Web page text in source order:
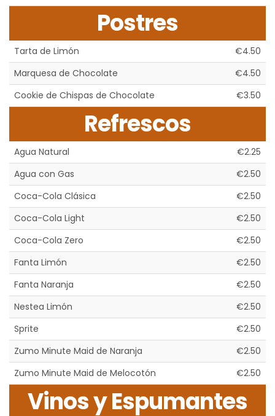
Postres
Tarta de Limón
€4.50
Marquesa de Chocolate
€4.50
Cookie de Chispas de Chocolate
€3.50
Refrescos
Agua Natural
€2.25
Agua con Gas
€2.50
Coca-Cola Clásica
€2.50
Coca-Cola Light
€2.50
Coca-Cola Zero
€2.50
Fanta Limón
€2.50
Fanta Naranja
€2.50
Nestea Limón
€2.50
Sprite
€2.50
Zumo Minute Maid de Naranja
€2.50
Zumo Minute Maid de Melocotón
€2.50
Vinos y Espumantes